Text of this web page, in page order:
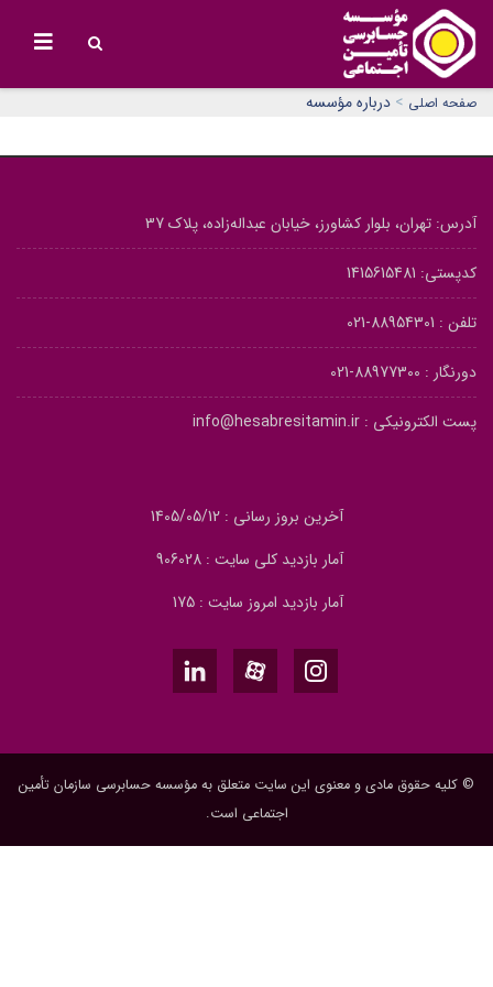
صفحه اصلی > درباره مؤسسه
آدرس: تهران، بلوار کشاورز، خیابان عبداله‌زاده، پلاک 37
کدپستی: 1415615481
تلفن : 88954301-021
دورنگار : 88977300-021
پست الکترونیکی : info@hesabresitamin.ir
آخرین بروز رسانی : 1405/05/12
آمار بازدید کلی سایت : 906028
آمار بازدید امروز سایت : 175
© کلیه حقوق مادی و معنوی این سایت متعلق به مؤسسه حسابرسی سازمان تأمین
اجتماعی است.